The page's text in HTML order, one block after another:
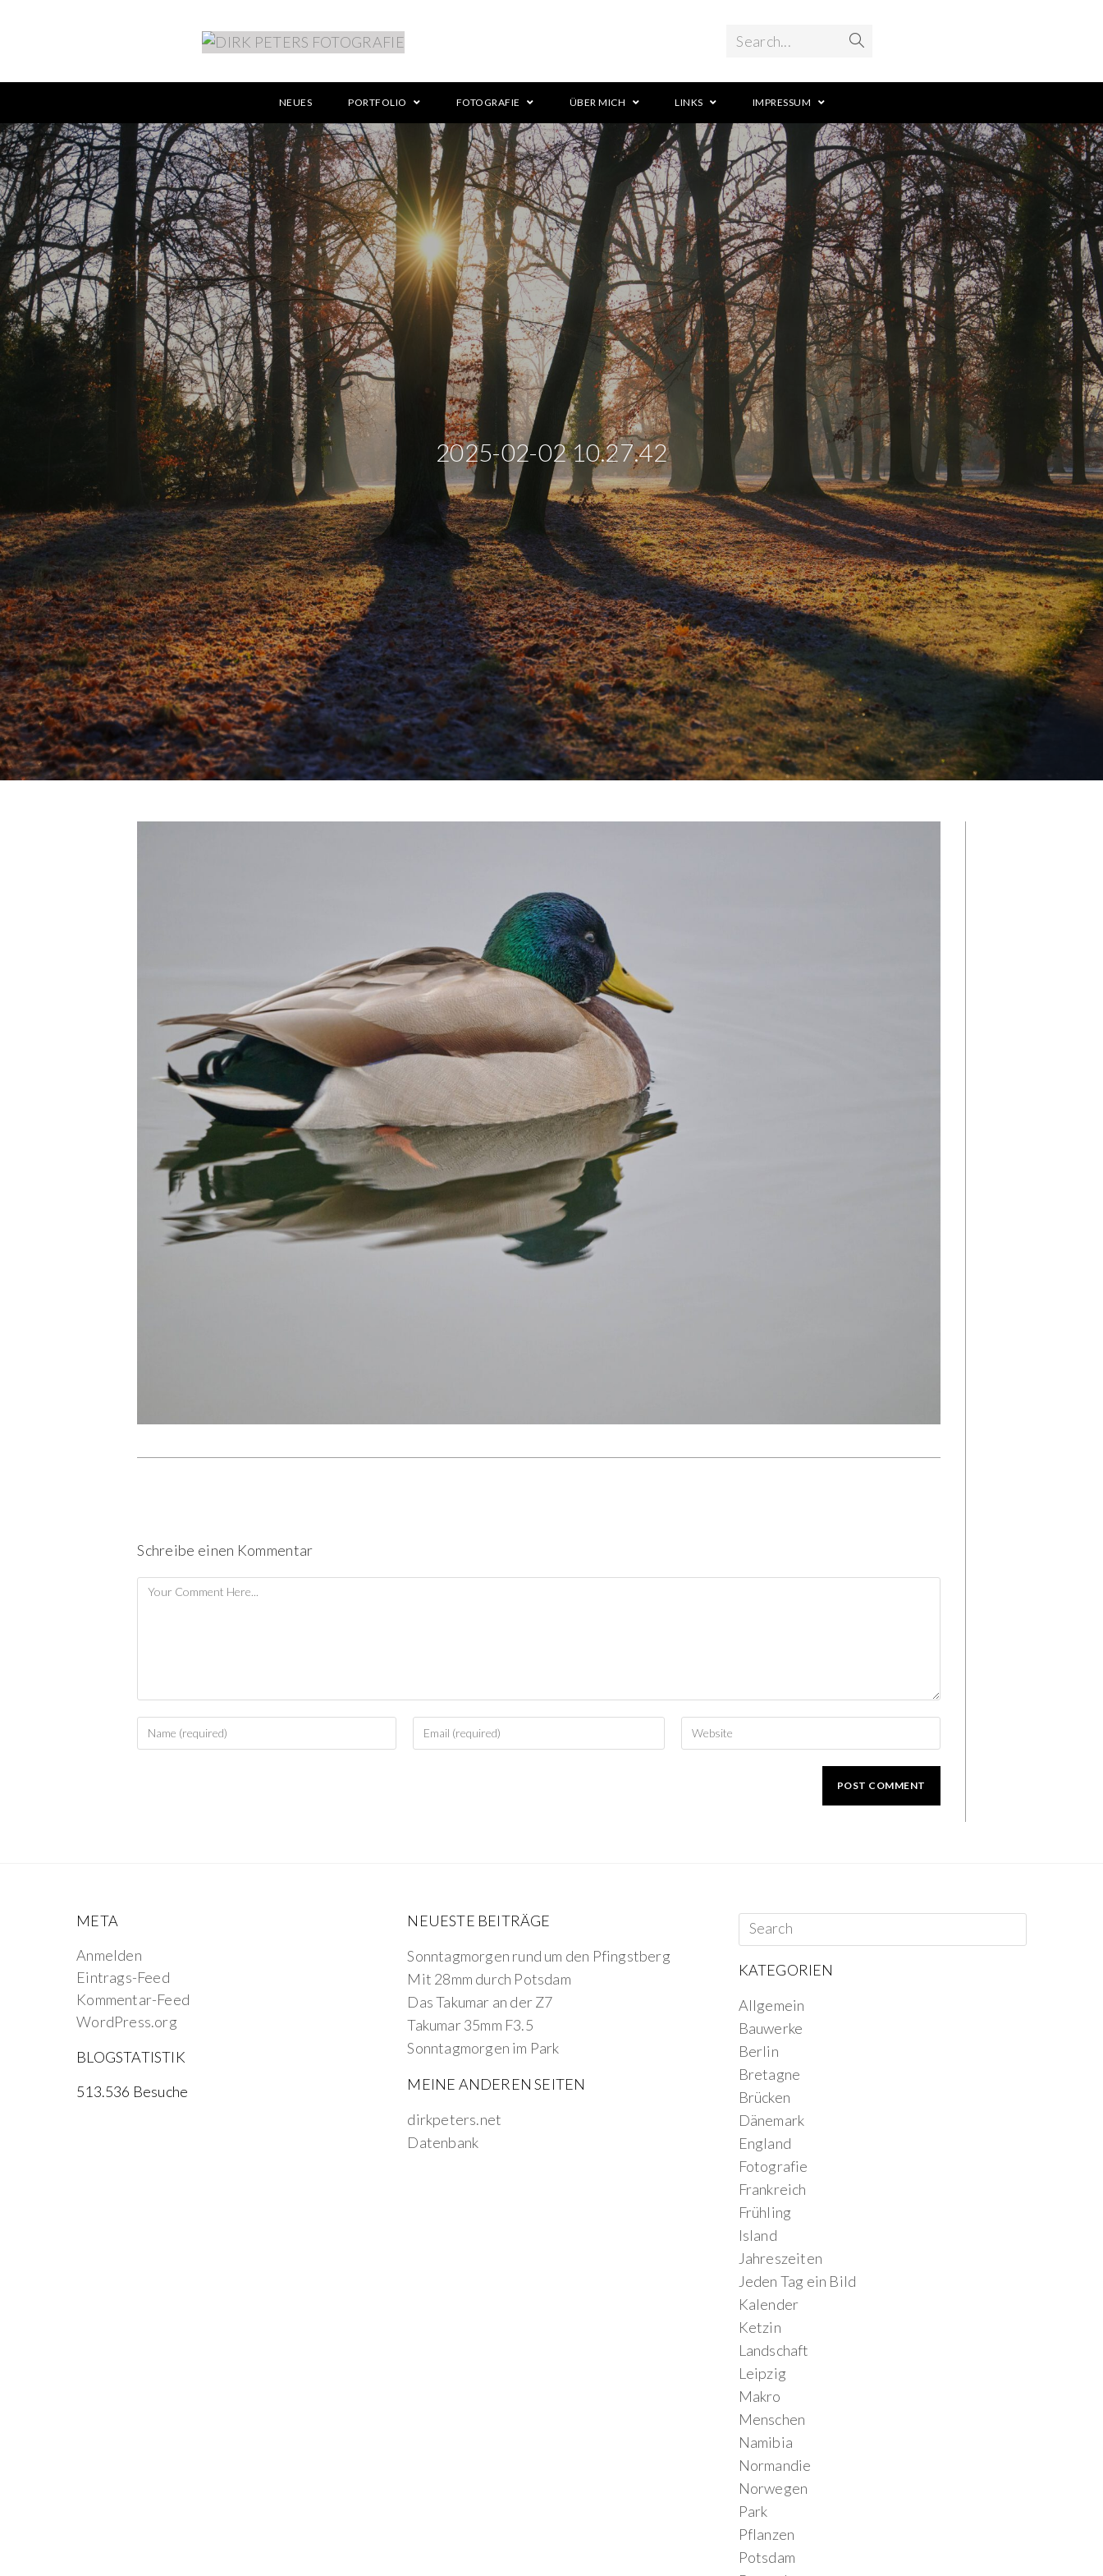
Search...
NEUES PORTFOLIO FOTOGRAFIE ÜBER MICH LINKS IMPRESSUM
2025-02-02 10.27.42
Schreibe einen Kommentar
META
Anmelden
Eintrags-Feed
Kommentar-Feed
WordPress.org
BLOGSTATISTIK
513.536 Besuche
NEUESTE BEITRÄGE
Sonntagmorgen rund um den Pfingstberg
Mit 28mm durch Potsdam
Das Takumar an der Z7
Takumar 35mm F3.5
Sonntagmorgen im Park
MEINE ANDEREN SEITEN
dirkpeters.net
Datenbank
KATEGORIEN
Allgemein
Bauwerke
Berlin
Bretagne
Brücken
Dänemark
England
Fotografie
Frankreich
Frühling
Island
Jahreszeiten
Jeden Tag ein Bild
Kalender
Ketzin
Landschaft
Leipzig
Makro
Menschen
Namibia
Normandie
Norwegen
Park
Pflanzen
Potsdam